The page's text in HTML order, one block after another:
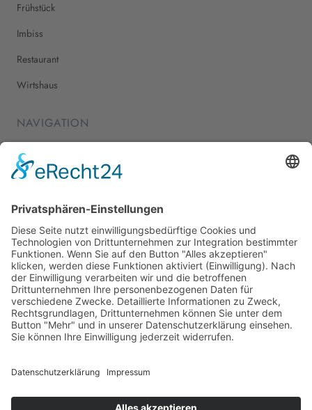
Frühstück
Imbiss
Restaurant
Wirtshaus
NAVIGATION
Home
Essen & Trinken
Shopping
Stadtleben
Veranstaltungen
Shop
Über Mich
Impressum